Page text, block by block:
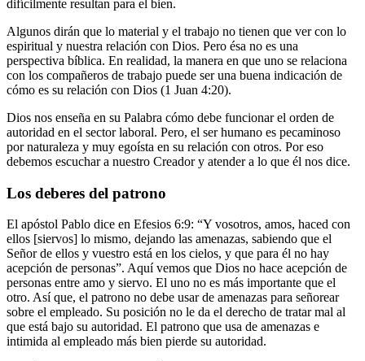
difícilmente resultan para el bien.
Algunos dirán que lo material y el trabajo no tienen que ver con lo
espiritual y nuestra relación con Dios. Pero ésa no es una
perspectiva bíblica. En realidad, la manera en que uno se relaciona
con los compañeros de trabajo puede ser una buena indicación de
cómo es su relación con Dios (1 Juan 4:20).
Dios nos enseña en su Palabra cómo debe funcionar el orden de
autoridad en el sector laboral. Pero, el ser humano es pecaminoso
por naturaleza y muy egoísta en su relación con otros. Por eso
debemos escuchar a nuestro Creador y atender a lo que él nos dice.
Los deberes del patrono
El apóstol Pablo dice en Efesios 6:9: “Y vosotros, amos, haced con
ellos [siervos] lo mismo, dejando las amenazas, sabiendo que el
Señor de ellos y vuestro está en los cielos, y que para él no hay
acepción de personas”. Aquí vemos que Dios no hace acepción de
personas entre amo y siervo. El uno no es más importante que el
otro. Así que, el patrono no debe usar de amenazas para señorear
sobre el empleado. Su posición no le da el derecho de tratar mal al
que está bajo su autoridad. El patrono que usa de amenazas e
intimida al empleado más bien pierde su autoridad.